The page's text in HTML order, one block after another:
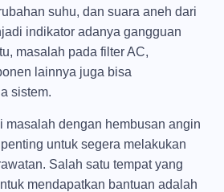
suhu, dan suara aneh dari
indikator adanya gangguan
masalah pada filter AC,
lainnya juga bisa
sistem.
masalah dengan hembusan angin
untuk segera melakukan
Salah satu tempat yang
mendapatkan bantuan adalah